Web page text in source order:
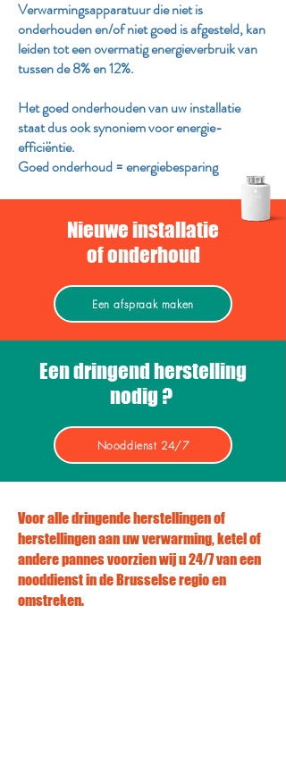
Verwarmingsapparatuur die niet is
onderhouden en/of niet goed is afgesteld, kan
leiden tot een overmatig energieverbruik van
tussen de 8% en 12%.
Het goed onderhouden van uw installatie
staat dus ook synoniem voor energie-
efficiëntie.
Goed onderhoud = energiebesparing
Nieuwe installatie
of onderhoud
Een afspraak maken
Een dringend herstelling
nodig ?
Nooddienst 24/7
Voor alle dringende herstellingen of
herstellingen aan uw verwarming, ketel of
andere pannes voorzien wij u 24/7 van een
nooddienst in de Brusselse regio en
omstreken.